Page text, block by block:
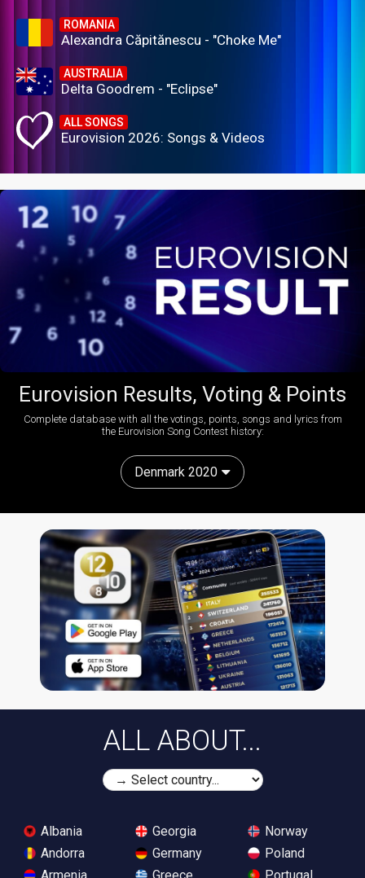
ROMANIA
Alexandra Căpitănescu - "Choke Me"
AUSTRALIA
Delta Goodrem - "Eclipse"
ALL SONGS
Eurovision 2026: Songs & Videos
Eurovision Results, Voting & Points
Complete database with all the votings, points, songs and lyrics from
the Eurovision Song Contest history:
Denmark 2020
ALL ABOUT...
Albania
Andorra
Georgia
Germany
Norway
Poland